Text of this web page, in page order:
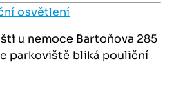
osvětlení
u nemoce Bartoňova 285
parkoviště bliká pouliční